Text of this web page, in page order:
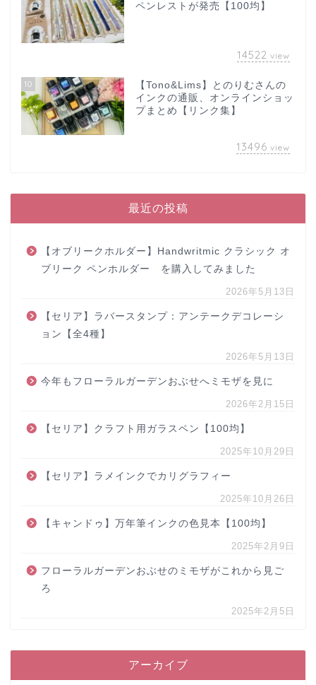
ペンレストが発売【100均】
14522 view
10
【Tono&Lims】とのりむさんの
インクの通販、オンラインショッ
プまとめ【リンク集】
13496 view
最近の投稿
【オブリークホルダー】Handwritmic クラシック オ
ブリーク ペンホルダー を購入してみました
2026年5月13日
【セリア】ラバースタンプ：アンテークデコレーシ
ョン【全4種】
2026年5月13日
今年もフローラルガーデンおぶせへミモザを見に
2026年2月15日
【セリア】クラフト用ガラスペン【100均】
2025年10月29日
【セリア】ラメインクでカリグラフィー
2025年10月26日
【キャンドゥ】万年筆インクの色見本【100均】
2025年2月9日
フローラルガーデンおぶせのミモザがこれから見ご
ろ
2025年2月5日
アーカイブ